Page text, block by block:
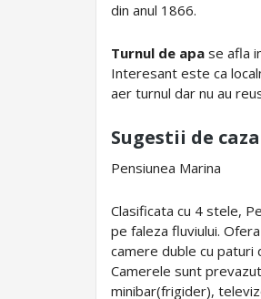
din anul 1866.
Turnul de apa se afla
Interesant este ca
aer turnul dar nu au
Sugestii de
Pensiunea Marina
Clasificata cu 4 stele,
pe faleza fluviului.
camere duble cu paturi
Camerele sunt
minibar(frigider),